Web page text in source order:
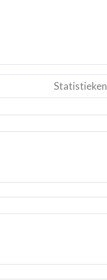
Statistieken